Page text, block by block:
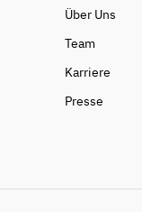
Über Uns
Team
Karriere
Presse